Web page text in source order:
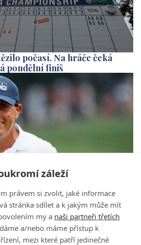
záleží
právem si zvolit, jaké informace
stránka sdílet a k jakým může mít
my a naši partneři třetích
a/nebo máme přístup k
mezi které patří jedinečné
počasí. Na hráče čeká
pondělní finiš
V Baltusrolu padne rekord